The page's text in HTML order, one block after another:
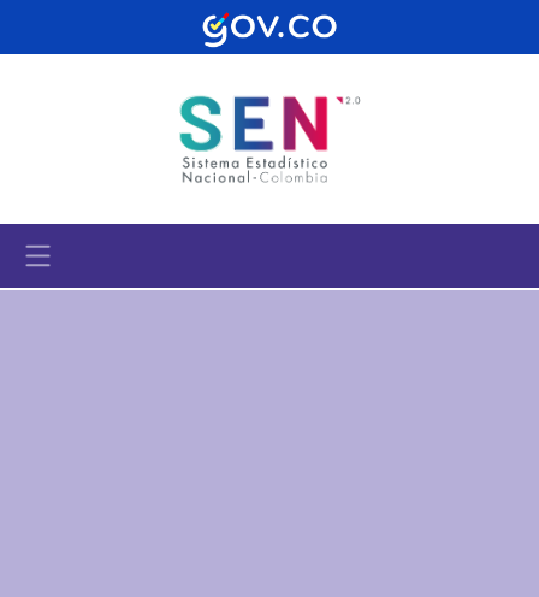
Pasar al contenido principal